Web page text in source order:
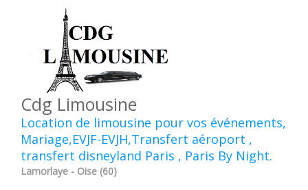
Cdg Limousine
Location de limousine pour vos événements,
Mariage,EVJF-EVJH,Transfert aéroport ,
transfert disneyland Paris , Paris By Night.
Lamorlaye - Oise (60)